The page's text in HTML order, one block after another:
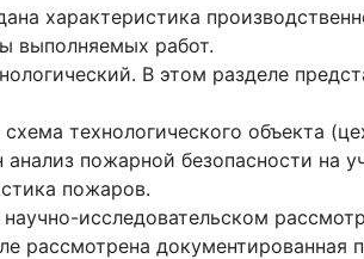
характеристика
выполняемых работ.
В этом разделе
технологического объекта
пожарной безопасности на
пожаров.
исследовательском
рассмотрена